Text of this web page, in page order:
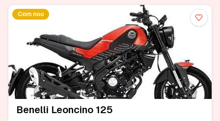
Com nou
Benelli Leoncino 125